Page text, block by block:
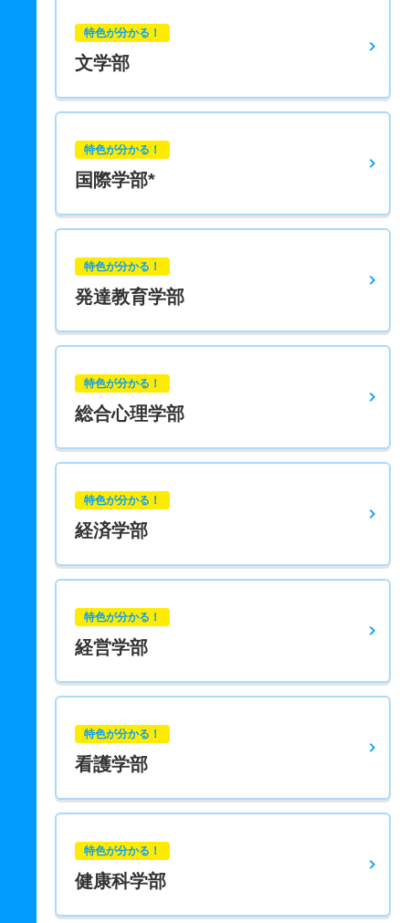
特色が分かる！
文学部
特色が分かる！
国際学部*
特色が分かる！
発達教育学部
特色が分かる！
総合心理学部
特色が分かる！
経済学部
特色が分かる！
経営学部
特色が分かる！
看護学部
特色が分かる！
健康科学部